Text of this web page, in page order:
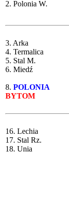
2. Polonia W.
3. Arka
4. Termalica
5. Stal M.
6. Miedź
8. POLONIA
BYTOM
16. Lechia
17. Stal Rz.
18. Unia